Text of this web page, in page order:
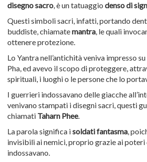
disegno sacro, è un tatuaggio denso di
Questi simboli sacri, infatti, portando
buddiste, chiamatemantra, le quali
ottenere protezione.
Lo Yantra nell’antichità veniva impresso
Pha, ed avevo il scopo di proteggere,
spirituali, i luoghi o le persone che lo
I guerrieri indossavano delle giacche
venivano stampati i disegni sacri, questi
chiamati Taharn Phee.
La parola significa isoldati fantasma,
invisibili ai nemici, proprio grazie ai poteri
indossavano.